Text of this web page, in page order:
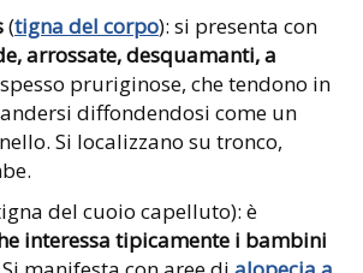
(tigna del corpo): si presenta con
arrossate, desquamanti, a
spesso pruriginose, che tendono in
diffondendosi come un
Si localizzano su tronco,
del cuoio capelluto): è
interessa tipicamente i bambini